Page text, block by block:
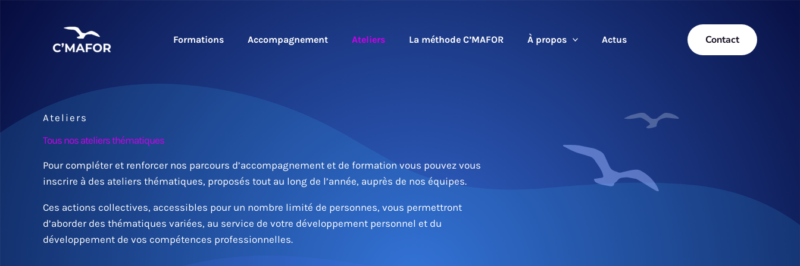
Formations Accompagnement Ateliers La méthode C’MAFOR À propos Actus Contact
Ateliers
Tous nos ateliers thématiques
Pour compléter et renforcer nos parcours d’accompagnement et de formation vous pouvez vous
inscrire à des ateliers thématiques, proposés tout au long de l’année, auprès de nos équipes.
Ces actions collectives, accessibles pour un nombre limité de personnes, vous permettront
d’aborder des thématiques variées, au service de votre développement personnel et du
développement de vos compétences professionnelles.